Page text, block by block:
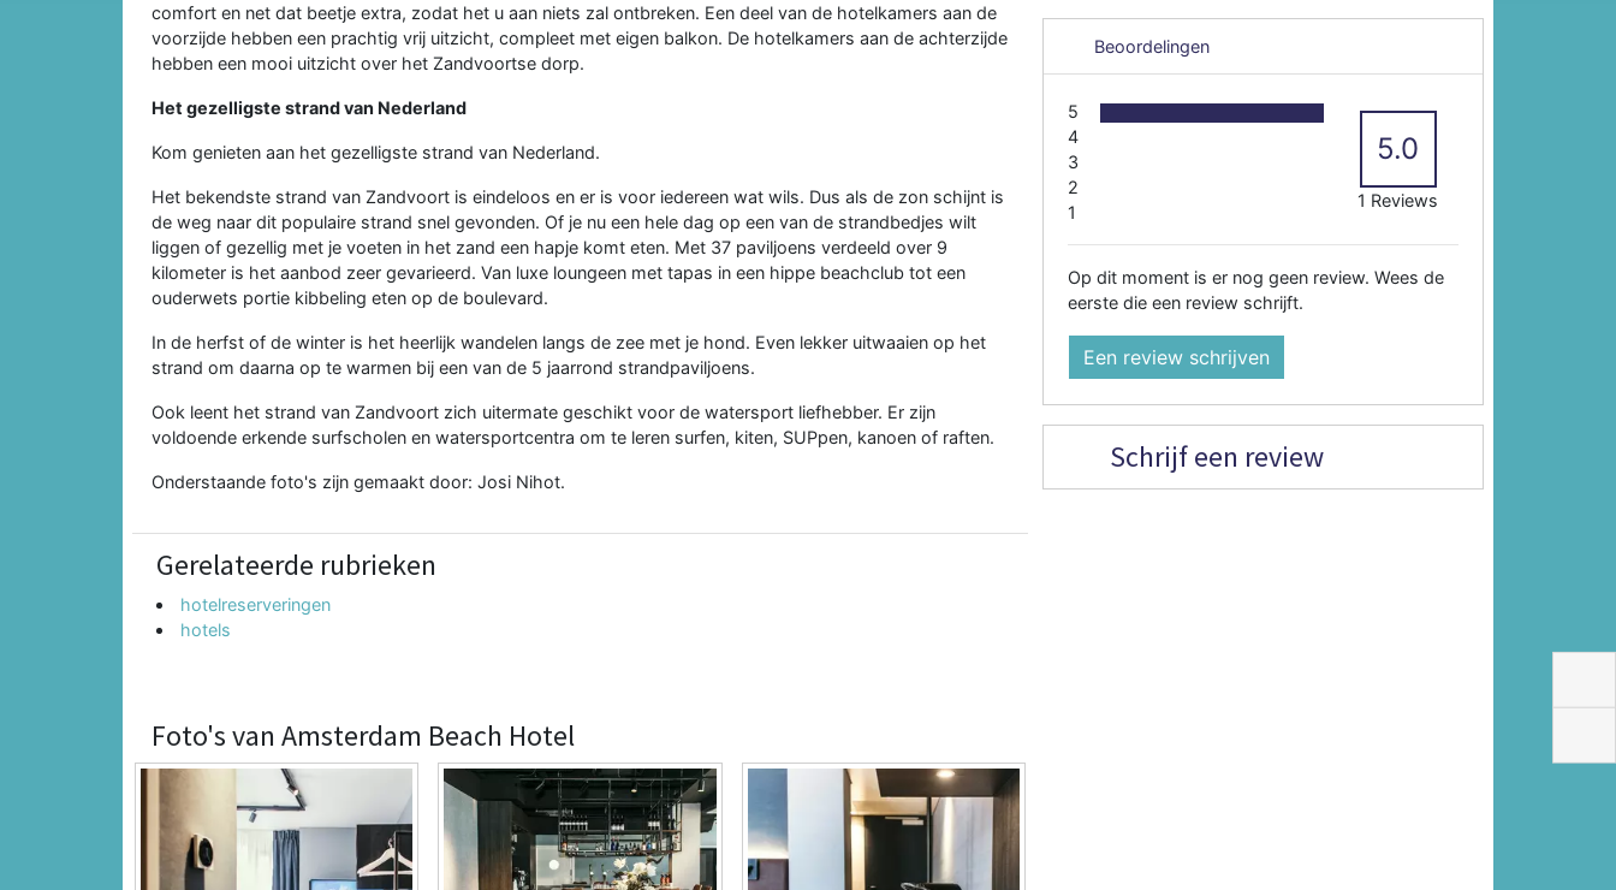
comfort en net dat beetje extra, zodat het u aan niets zal ontbreken. Een deel van de hotelkamers aan de
voorzijde hebben een prachtig vrij uitzicht, compleet met eigen balkon. De hotelkamers aan de achterzijde
hebben een mooi uitzicht over het Zandvoortse dorp.
Het gezelligste strand van Nederland
Kom genieten aan het gezelligste strand van Nederland.
Het bekendste strand van Zandvoort is eindeloos en er is voor iedereen wat wils. Dus als de zon schijnt is
de weg naar dit populaire strand snel gevonden. Of je nu een hele dag op een van de strandbedjes wilt
liggen of gezellig met je voeten in het zand een hapje komt eten. Met 37 paviljoens verdeeld over 9
kilometer is het aanbod zeer gevarieerd. Van luxe loungeen met tapas in een hippe beachclub tot een
ouderwets portie kibbeling eten op de boulevard.
In de herfst of de winter is het heerlijk wandelen langs de zee met je hond. Even lekker uitwaaien op het
strand om daarna op te warmen bij een van de 5 jaarrond strandpaviljoens.
Ook leent het strand van Zandvoort zich uitermate geschikt voor de watersport liefhebber. Er zijn
voldoende erkende surfscholen en watersportcentra om te leren surfen, kiten, SUPpen, kanoen of raften.
Onderstaande foto's zijn gemaakt door: Josi Nihot.
Gerelateerde rubrieken
hotelreserveringen
hotels
Foto's van Amsterdam Beach Hotel
Beoordelingen
5
4
3
2
1
5.0
1 Reviews
Op dit moment is er nog geen review. Wees de
eerste die een review schrijft.
Een review schrijven
Schrijf een review